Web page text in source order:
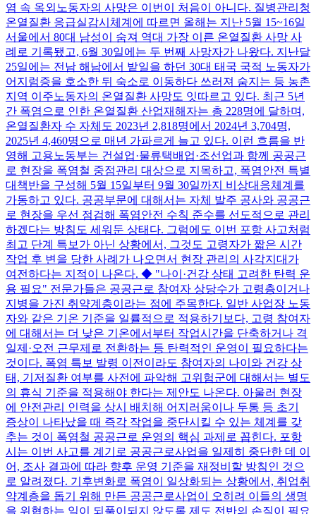
염 속 옥외노동자의 사망은 이번이 처음이 아니다. 질병관리청
온열질환 응급실감시체계에 따르면 올해는 지난 5월 15~16일
서울에서 80대 남성이 숨져 역대 가장 이른 온열질환 사망 사
례로 기록됐고, 6월 30일에는 두 번째 사망자가 나왔다. 지난달
25일에는 전남 해남에서 밭일을 하던 30대 태국 국적 노동자가
어지럼증을 호소한 뒤 숙소로 이동하다 쓰러져 숨지는 등 농촌
지역 이주노동자의 온열질환 사망도 잇따르고 있다. 최근 5년
간 폭염으로 인한 온열질환 산업재해자는 총 228명에 달하며,
온열질환자 수 자체도 2023년 2,818명에서 2024년 3,704명,
2025년 4,460명으로 매년 가파르게 늘고 있다. 이런 흐름을 반
영해 고용노동부는 건설업·물류택배업·조선업과 함께 공공근
로 현장을 폭염철 중점관리 대상으로 지목하고, 폭염안전 특별
대책반을 구성해 5월 15일부터 9월 30일까지 비상대응체계를
가동하고 있다. 공공부문에 대해서는 자체 발주 공사와 공공근
로 현장을 우선 점검해 폭염안전 수칙 준수를 선도적으로 관리
하겠다는 방침도 세워둔 상태다. 그럼에도 이번 포항 사고처럼
최고 단계 특보가 아닌 상황에서, 그것도 고령자가 짧은 시간
작업 후 변을 당한 사례가 나오면서 현장 관리의 사각지대가
여전하다는 지적이 나온다. ◆ "나이·건강 상태 고려한 탄력 운
용 필요" 전문가들은 공공근로 참여자 상당수가 고령층이거나
지병을 가진 취약계층이라는 점에 주목한다. 일반 사업장 노동
자와 같은 기온 기준을 일률적으로 적용하기보다, 고령 참여자
에 대해서는 더 낮은 기온에서부터 작업시간을 단축하거나 격
일제·오전 근무제로 전환하는 등 탄력적인 운영이 필요하다는
것이다. 폭염 특보 발령 이전이라도 참여자의 나이와 건강 상
태, 기저질환 여부를 사전에 파악해 고위험군에 대해서는 별도
의 휴식 기준을 적용해야 한다는 제안도 나온다. 아울러 현장
에 안전관리 인력을 상시 배치해 어지러움이나 두통 등 초기
증상이 나타났을 때 즉각 작업을 중단시킬 수 있는 체계를 갖
추는 것이 폭염철 공공근로 운영의 핵심 과제로 꼽힌다. 포항
시는 이번 사고를 계기로 공공근로사업을 일제히 중단한 데 이
어, 조사 결과에 따라 향후 운영 기준을 재정비할 방침인 것으
로 알려졌다. 기후변화로 폭염이 일상화되는 상황에서, 취업취
약계층을 돕기 위해 만든 공공근로사업이 오히려 이들의 생명
을 위협하는 일이 되풀이되지 않도록 제도 전반의 손질이 필요